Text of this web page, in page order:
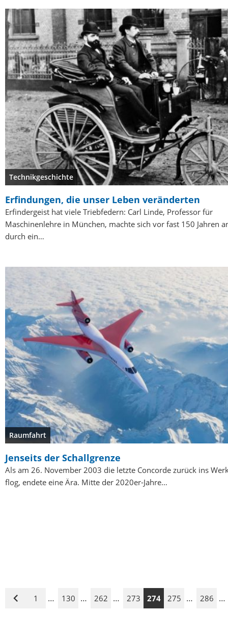
Technikgeschichte
Erfindungen, die unser Leben veränderten
Erfindergeist hat viele Triebfedern: Carl Linde, Professor für
Maschinenlehre in München, machte sich vor fast 150 Jahren
durch ein…
Raumfahrt
Jenseits der Schallgrenze
Als am 26. November 2003 die letzte Concorde zurück ins
flog, endete eine Ära. Mitte der 2020er-Jahre…
Vorige
1 … 130 … 262 … 273 274 275 … 286 …